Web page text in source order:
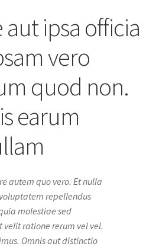
ipsa officia
vero
quod non.
earum
autem quo vero. Et nulla
repellendus
molestiae sed
velit ratione rerum vel vel.
Omnis aut distinctio